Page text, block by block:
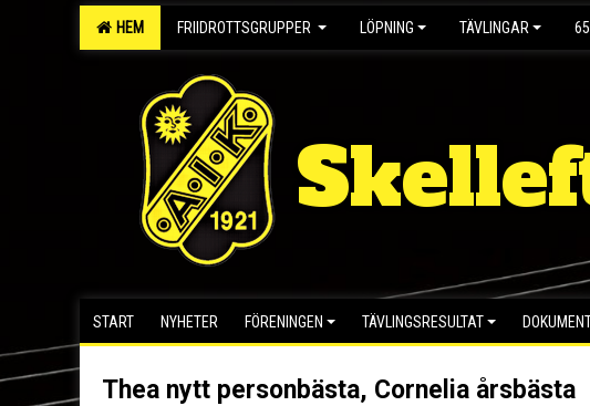
HEM FRIIDROTTSGRUPPER LÖPNING TÄVLINGAR
START NYHETER FÖRENINGEN TÄVLINGSRESULTAT
Thea nytt personbästa, Cornelia årsbästa